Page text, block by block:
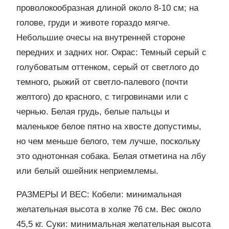
проволокообразная длиной около 8-10 см; на
голове, груди и животе гораздо мягче.
Небольшие очесы на внутренней стороне
передних и задних ног. Окрас: Темный серый с
голубоватым оттенком, серый от светлого до
темного, рыжий от светло-палевого (почти
желтого) до красного, с тигровинами или с
чернью. Белая грудь, белые пальцы и
маленькое белое пятно на хвосте допустимы,
но чем меньше белого, тем лучше, поскольку
это однотонная собака. Белая отметина на лбу
или белый ошейник неприемлемы.
РАЗМЕРЫ И ВЕС: Кобели: минимальная
желательная высота в холке 76 см. Вес около
45,5 кг. Суки: минимальная желательная высота